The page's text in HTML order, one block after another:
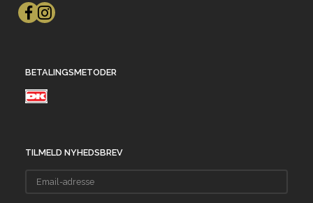
BETALINGSMETODER
TILMELD NYHEDSBREV
adresse